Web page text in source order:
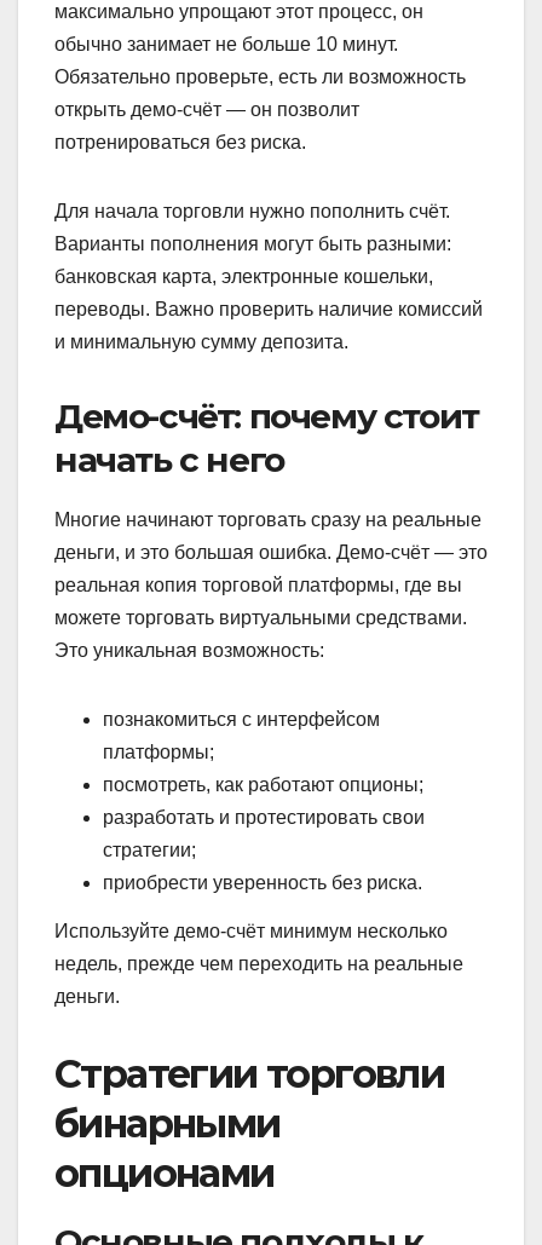
максимально упрощают этот процесс, он
обычно занимает не больше 10 минут.
Обязательно проверьте, есть ли возможность
открыть демо-счёт — он позволит
потренироваться без риска.
Для начала торговли нужно пополнить счёт.
Варианты пополнения могут быть разными:
банковская карта, электронные кошельки,
переводы. Важно проверить наличие комиссий
и минимальную сумму депозита.
Демо-счёт: почему стоит
начать с него
Многие начинают торговать сразу на реальные
деньги, и это большая ошибка. Демо-счёт — это
реальная копия торговой платформы, где вы
можете торговать виртуальными средствами.
Это уникальная возможность:
познакомиться с интерфейсом
платформы;
посмотреть, как работают опционы;
разработать и протестировать свои
стратегии;
приобрести уверенность без риска.
Используйте демо-счёт минимум несколько
недель, прежде чем переходить на реальные
деньги.
Стратегии торговли
бинарными
опционами